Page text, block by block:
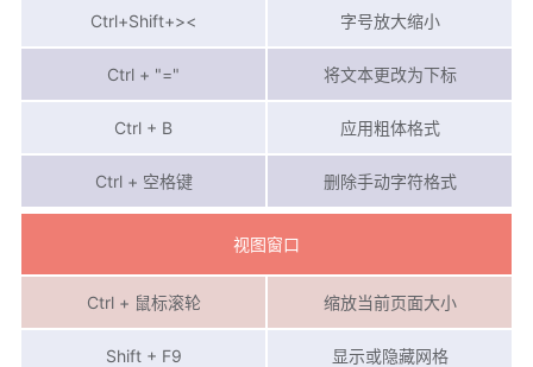
Ctrl+Shift+>< 字号放大缩小
Ctrl + "=" 将文本更改为下标
Ctrl + B 应用粗体格式
Ctrl + 空格键 删除手动字符格式
视图窗口
Ctrl + 鼠标滚轮 缩放当前页面大小
Shift + F9 显示或隐藏网格